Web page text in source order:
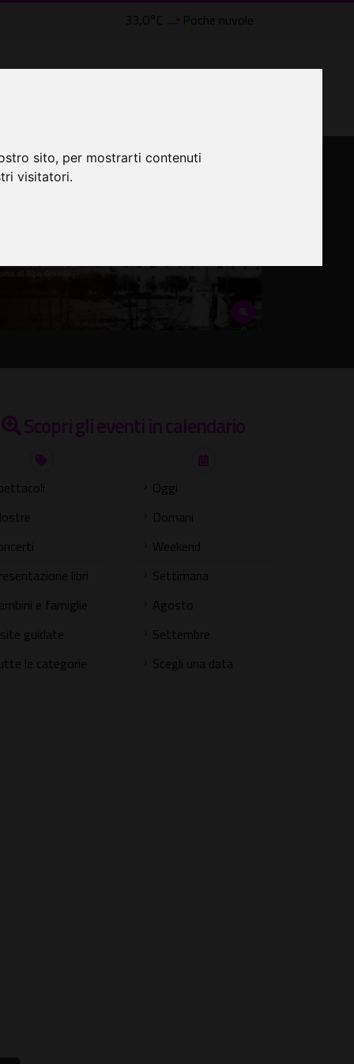
sito, per mostrarti contenuti
visitatori.
33,0°C Poche nuvole
Scopri gli eventi in calendario
libri
e famiglie
guidate
le categorie
Oggi
Domani
Weekend
Settimana
Agosto
Settembre
Scegli una data